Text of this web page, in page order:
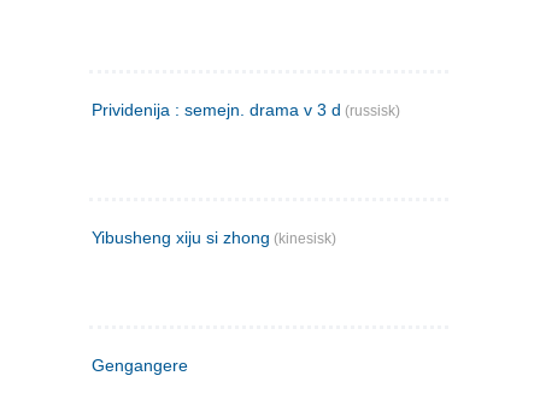
Prividenija : semejn. drama v 3 d (russisk)
Yibusheng xiju si zhong (kinesisk)
Gengangere